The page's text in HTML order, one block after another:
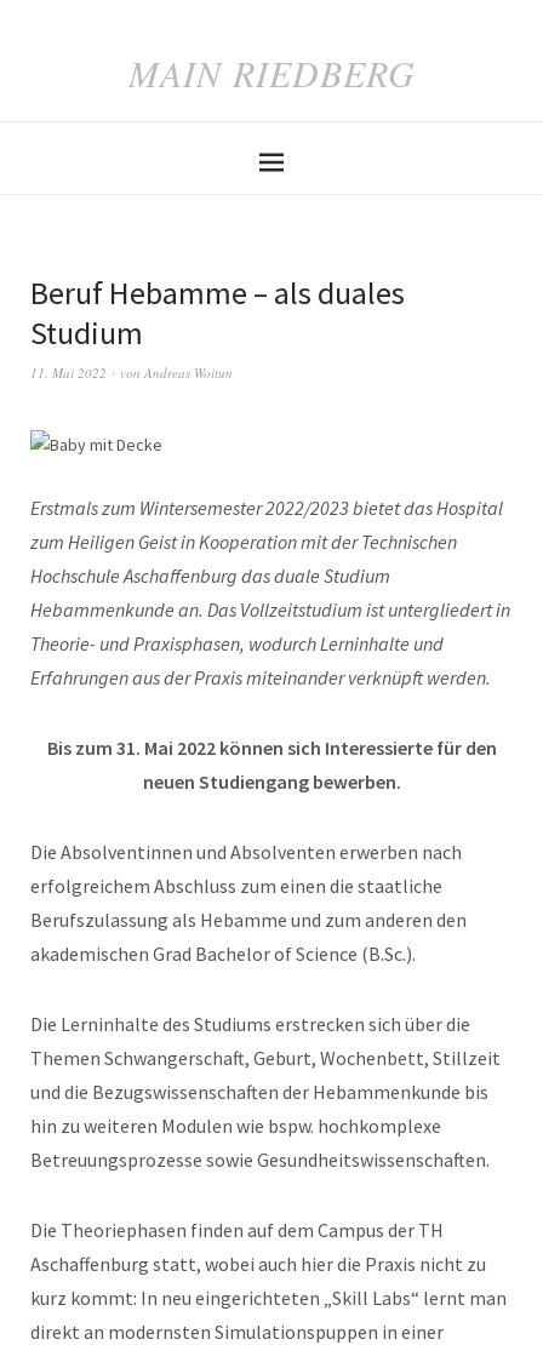
MAIN RIEDBERG
Beruf Hebamme – als duales
Studium
11. Mai 2022 von Andreas Woitun
Erstmals zum Wintersemester 2022/2023 bietet das Hospital
zum Heiligen Geist in Kooperation mit der Technischen
Hochschule Aschaffenburg das duale Studium
Hebammenkunde an. Das Vollzeitstudium ist untergliedert in
Theorie- und Praxisphasen, wodurch Lerninhalte und
Erfahrungen aus der Praxis miteinander verknüpft werden.
Bis zum 31. Mai 2022 können sich Interessierte für den
neuen Studiengang bewerben.
Die Absolventinnen und Absolventen erwerben nach
erfolgreichem Abschluss zum einen die staatliche
Berufszulassung als Hebamme und zum anderen den
akademischen Grad Bachelor of Science (B.Sc.).
Die Lerninhalte des Studiums erstrecken sich über die
Themen Schwangerschaft, Geburt, Wochenbett, Stillzeit
und die Bezugswissenschaften der Hebammenkunde bis
hin zu weiteren Modulen wie bspw. hochkomplexe
Betreuungsprozesse sowie Gesundheitswissenschaften.
Die Theoriephasen finden auf dem Campus der TH
Aschaffenburg statt, wobei auch hier die Praxis nicht zu
kurz kommt: In neu eingerichteten „Skill Labs“ lernt man
direkt an modernsten Simulationspuppen in einer